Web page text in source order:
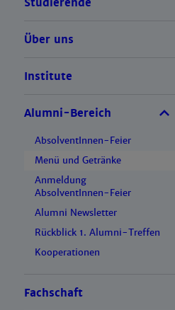
Über uns
Institute
Alumni-Bereich
AbsolventInnen-Feier
Menü und Getränke
Anmeldung
AbsolventInnen-Feier
Alumni Newsletter
Rückblick 1. Alumni-Treffen
Kooperationen
Fachschaft